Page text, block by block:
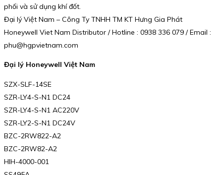
phối và sử dụng khí đốt.
Đại lý Việt Nam – Công Ty TNHH TM KT Hưng Gia Phát
Honeywell Viet Nam Distributor / Hotline : 0938 336 079 / Email :
phu@hgpvietnam.com
Đại lý Honeywell Việt Nam
SZX-SLF-14SE
SZR-LY4-S-N1 DC24
SZR-LY4-S-N1 AC220V
SZR-LY2-S-N1 DC24V
BZC-2RW822-A2
BZC-2RW82-A2
HIH-4000-001